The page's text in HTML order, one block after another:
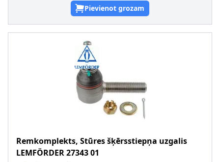
Pievienot grozam
Remkomplekts, Stūres šķērsstiepņa uzgalis
LEMFÖRDER27343 01